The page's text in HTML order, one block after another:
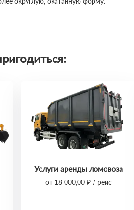
Услуги аренды ломовоза
от 18 000,00 ₽ / рейс